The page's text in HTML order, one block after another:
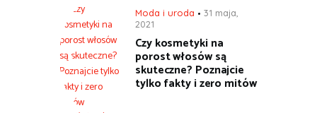
Moda i uroda
31 maja,
2021
Czy kosmetyki na
porost włosów są
skuteczne? Poznajcie
tylko fakty i zero mitów